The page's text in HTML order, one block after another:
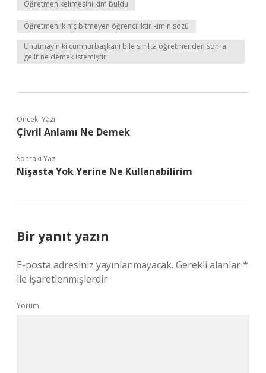
Öğretmen kelimesini kim buldu
Öğretmenlik hiç bitmeyen öğrenciliktir kimin sözü
Unutmayın ki cumhurbaşkanı bile sınıfta öğretmenden sonra
gelir ne demek istemiştir
Önceki Yazı
Çivril Anlamı Ne Demek
Sonraki Yazı
Nişasta Yok Yerine Ne Kullanabilirim
Bir yanıt yazın
E-posta adresiniz yayınlanmayacak. Gerekli alanlar*
ile işaretlenmişlerdir
Yorum